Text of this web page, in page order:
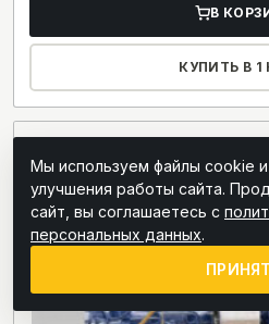
В
КУПИТЬ В 1
Мы используем файлы cookie и
улучшения работы сайта.
сайт, вы соглашаетесь с
персональных данных.